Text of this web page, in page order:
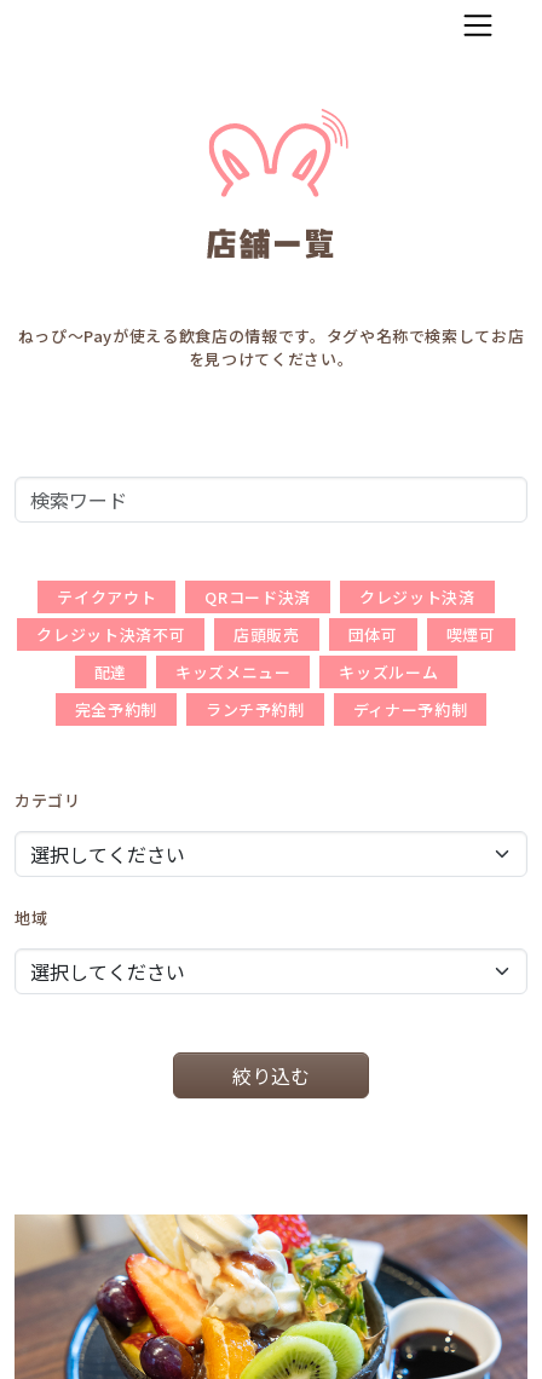
ねっぴ～Payが使える飲食店の情報です。タグや名称で検索してお店
を見つけてください。
テイクアウト QRコード決済
クレジット決済
クレジット決済不可
店頭販売 団体可
喫煙可
配達
キッズメニュー
キッズルーム
完全予約制
ランチ予約制 ディナー予約制
カテゴリ
地域
絞り込む